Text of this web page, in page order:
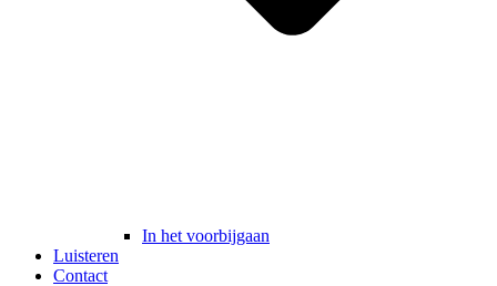
In het voorbijgaan
Luisteren
Contact